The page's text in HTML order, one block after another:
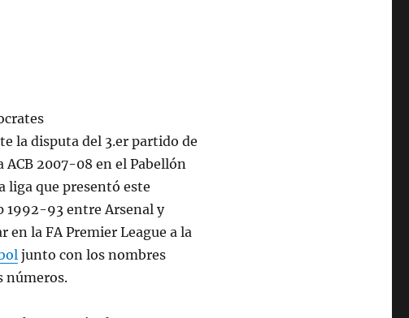
la disputa del 3.er partido de
2007-08 en el Pabellón
liga que presentó este
1992-93 entre Arsenal y
en la FA Premier League a la
junto con los nombres
números.